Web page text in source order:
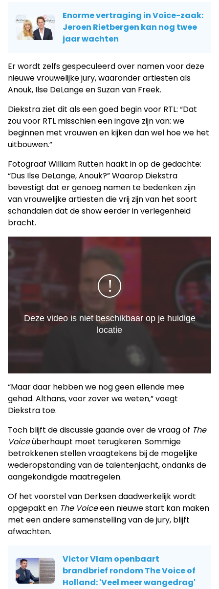
Enorme vertraging in Voice-zaak:
Jeroen Rietbergen kan nog twee
jaar wachten
Er wordt zelfs gespeculeerd over namen voor deze
nieuwe vrouwelijke jury, waaronder artiesten als
Anouk, Ilse DeLange en Suzan van Freek.
Diekstra ziet dit als een goed begin voor RTL: “Dat
zou voor RTL misschien een ingave zijn van: we
beginnen met vrouwen en kijken dan wel hoe we het
uitbouwen.”
Fotograaf William Rutten haakt in op de gedachte:
“Dus Ilse DeLange, Anouk?” Waarop Diekstra
bevestigt dat er genoeg namen te bedenken zijn
van vrouwelijke artiesten die vrij zijn van het soort
schandalen dat de show eerder in verlegenheid
bracht.
“Maar daar hebben we nog geen ellende mee
gehad. Althans, voor zover we weten,” voegt
Diekstra toe.
Toch blijft de discussie gaande over de vraag of The
Voiceüberhaupt moet terugkeren. Sommige
betrokkenen stellen vraagtekens bij de mogelijke
wederopstanding van de talentenjacht, ondanks de
aangekondigde maatregelen.
Of het voorstel van Derksen daadwerkelijk wordt
opgepakt en The Voiceeen nieuwe start kan maken
met een andere samenstelling van de jury, blijft
afwachten.
Victor Vlam openbaart
brandbrief rondom The Voice of
Holland: 'Veel meer wangedrag'